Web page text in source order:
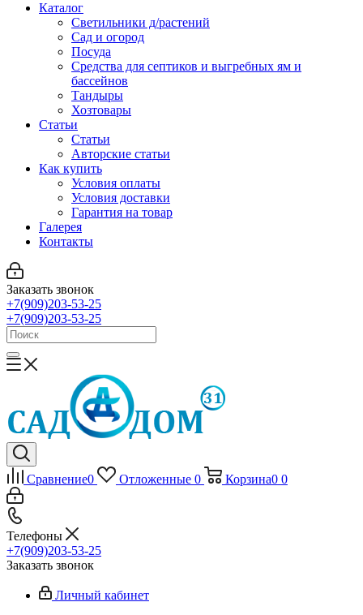
Каталог
Светильники д/растений
Сад и огород
Посуда
Средства для септиков и выгребных ям и
бассейнов
Тандыры
Хозтовары
Статьи
Статьи
Авторские статьи
Как купить
Условия оплаты
Условия доставки
Гарантия на товар
Галерея
Контакты
Заказать звонок
+7(909)203-53-25
+7(909)203-53-25
Сравнение0 Отложенные 0 Корзина0 0
Телефоны
+7(909)203-53-25
Заказать звонок
Личный кабинет